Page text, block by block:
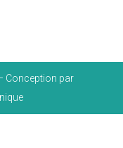
Conception par